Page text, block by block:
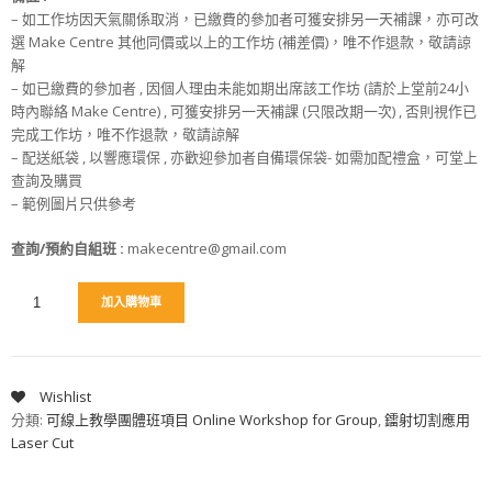
– 如工作坊因天氣關係取消，已繳費的參加者可獲安排另一天補課，亦可改
選 Make Centre 其他同價或以上的工作坊 (補差價)，唯不作退款，敬請諒
解
– 如已繳費的參加者 , 因個人理由未能如期出席該工作坊 (請於上堂前24小
時內聯絡 Make Centre) , 可獲安排另一天補課 (只限改期一次) , 否則視作已
完成工作坊，唯不作退款，敬請諒解
– 配送紙袋 , 以響應環保 , 亦歡迎參加者自備環保袋- 如需加配禮盒，可堂上
查詢及購買
– 範例圖片只供參考
查詢/預約自組班 : makecentre@gmail.com
加入購物車
Wishlist
分類: 可線上教學團體班項目 Online Workshop for Group,鐳射切割應用
Laser Cut